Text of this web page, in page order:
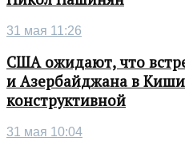
31 мая 11:26
США ожидают, что
и Азербайджана в
конструктивной
31 мая 10:04